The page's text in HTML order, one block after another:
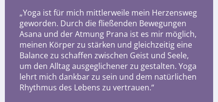
„Yoga ist für mich mittlerweile mein Herzensweg
geworden. Durch die fließenden Bewegungen
Asana und der Atmung Prana ist es mir möglich,
meinen Körper zu stärken und gleichzeitig eine
Balance zu schaffen zwischen Geist und Seele,
um den Alltag ausgeglichener zu gestalten. Yoga
lehrt mich dankbar zu sein und dem natürlichen
Rhythmus des Lebens zu vertrauen.“